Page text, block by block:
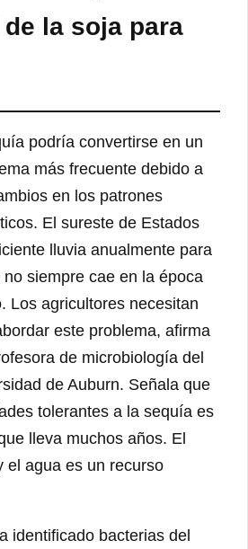
la soja para
podría convertirse en un
más frecuente debido a
en los patrones
El sureste de Estados
lluvia anualmente para
siempre cae en la época
Los agricultores necesitan
este problema, afirma
de microbiología del
de Auburn. Señala que
tolerantes a la sequía es
lleva muchos años. El
el agua es un recurso
identificado bacterias del